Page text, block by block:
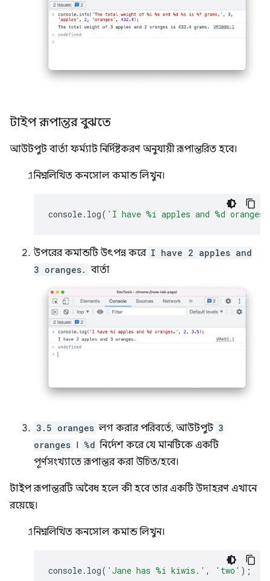
টাইপ রূপান্তর বুঝতে
আউটপুট বার্তা ফর্ম্যাট নির্দিষ্টকরণ অনুযায়ী রূপান্তরিত হবে।
নিম্নলিখিত কনসোল কমান্ড লিখুন।
console. log( 'I have %i apples and %d
উপরের কমান্ডটি উৎপন্ন করে I have 2 apples and
3 oranges. বার্তা
3.5 oranges লগ করার পরিবর্তে, আউটপুট 3
oranges । %d নির্দেশ করে যে মানটিকে একটি
পূর্ণসংখ্যাতে রূপান্তর করা উচিত/হবে।
টাইপ রূপান্তরটি অবৈধ হলে কী হবে তার একটি উদাহরণ এখানে
রয়েছে।
নিম্নলিখিত কনসোল কমান্ড লিখুন।
console. log( 'Jane has %i kiwis.' , 'two' );